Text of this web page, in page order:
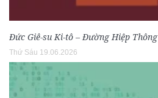
Đức Giê-su Ki-tô – Đường Hiệp Thông
Thứ Sáu 19.06.2026